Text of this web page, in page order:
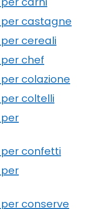
castagne
cereali
chef
colazione
coltelli
confetti
conserve